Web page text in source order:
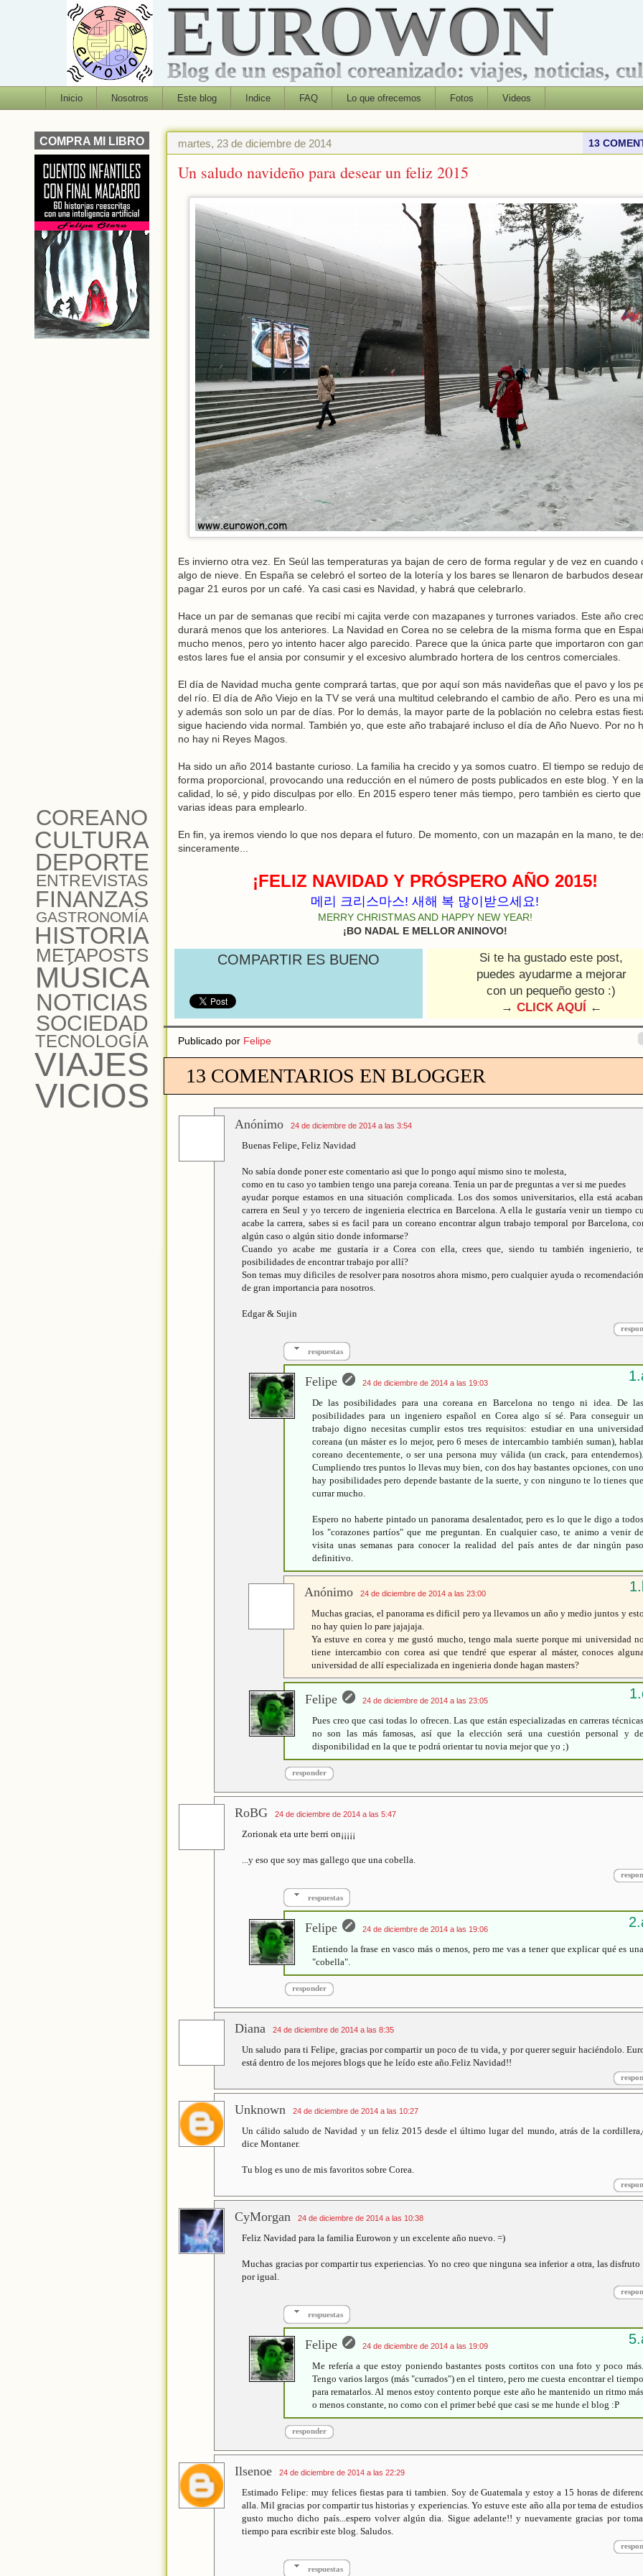
EUROWON
Blog de un español coreanizado: viajes, noticias,
Inicio Nosotros Este blog Indice FAQ Lo que ofrecemos Fotos Videos
martes, 23 de diciembre de 2014 13
Un saludo navideño para desear un feliz 2015
Es invierno otra vez. En Seúl las temperaturas ya bajan de cero de forma regular y de vez en cuando
algo de nieve. En España se celebró el sorteo de la lotería y los bares se llenaron de barbudos
pagar 21 euros por un café. Ya casi casi es Navidad, y habrá que celebrarlo.
Hace un par de semanas que recibí mi cajita verde con mazapanes y turrones variados. Este año
durará menos que los anteriores. La Navidad en Corea no se celebra de la misma forma que en
mucho menos, pero yo intento hacer algo parecido. Parece que la única parte que importaron con
estos lares fue el ansia por consumir y el excesivo alumbrado hortera de los centros comerciales.
El día de Navidad mucha gente comprará tartas, que por aquí son más navideñas que el pavo y los
del río. El día de Año Viejo en la TV se verá una multitud celebrando el cambio de año. Pero es una
y además son solo un par de días. Por lo demás, la mayor parte de la población no celebra estas
sigue haciendo vida normal. También yo, que este año trabajaré incluso el día de Año Nuevo. Por no
no hay ni Reyes Magos.
Ha sido un año 2014 bastante curioso. La familia ha crecido y ya somos cuatro. El tiempo se redujo
forma proporcional, provocando una reducción en el número de posts publicados en este blog. Y en la
calidad, lo sé, y pido disculpas por ello. En 2015 espero tener más tiempo, pero también es cierto
varias ideas para emplearlo.
En fin, ya iremos viendo lo que nos depara el futuro. De momento, con un mazapán en la mano, te
sinceramente...
¡FELIZ NAVIDAD Y PRÓSPERO AÑO 2015!
메리 크리스마스! 새해 복 많이받으세요!
MERRY CHRISTMAS AND HAPPY NEW YEAR!
¡BO NADAL E MELLOR ANINOVO!
COMPARTIR ES BUENO
Si te ha gustado este post,
puedes ayudarme a mejorar
con un pequeño gesto :)
→ CLICK AQUÍ ←
Publicado por Felipe
13 COMENTARIOS EN BLOGGER
Anónimo 24 de diciembre de 2014 a las 3:54
Buenas Felipe, Feliz Navidad
No sabía donde poner este comentario asi que lo pongo aquí mismo sino te molesta,
como en tu caso yo tambien tengo una pareja coreana. Tenia un par de preguntas a ver si me puedes
ayudar porque estamos en una situación complicada. Los dos somos universitarios, ella está
carrera en Seul y yo tercero de ingenieria electrica en Barcelona. A ella le gustaría venir un tiempo
acabe la carrera, sabes si es facil para un coreano encontrar algun trabajo temporal por Barcelona,
algún caso o algún sitio donde informarse?
Cuando yo acabe me gustaría ir a Corea con ella, crees que, siendo tu también ingenierio,
posibilidades de encontrar trabajo por allí?
Son temas muy dificiles de resolver para nosotros ahora mismo, pero cualquier ayuda o
de gran importancia para nosotros.
Edgar & Sujin
respuestas
Felipe 24 de diciembre de 2014 a las 19:03
De las posibilidades para una coreana en Barcelona no tengo ni idea. De las
posibilidades para un ingeniero español en Corea algo sí sé. Para conseguir un
trabajo digno necesitas cumplir estos tres requisitos: estudiar en una universidad
coreana (un máster es lo mejor, pero 6 meses de intercambio también suman), hablar
coreano decentemente, o ser una persona muy válida (un crack, para entendernos).
Cumpliendo tres puntos lo llevas muy bien, con dos hay bastantes opciones, con uno
hay posibilidades pero depende bastante de la suerte, y con ninguno te lo tienes que
currar mucho.
Espero no haberte pintado un panorama desalentador, pero es lo que le digo a todos
los "corazones partíos" que me preguntan. En cualquier caso, te animo a venir de
visita unas semanas para conocer la realidad del país antes de dar ningún paso
definitivo.
Anónimo 24 de diciembre de 2014 a las 23:00
Muchas gracias, el panorama es dificil pero ya llevamos un año y medio juntos y esto
no hay quien lo pare jajajaja.
Ya estuve en corea y me gustó mucho, tengo mala suerte porque mi universidad no
tiene intercambio con corea asi que tendré que esperar al máster, conoces alguna
universidad de allí especializada en ingenieria donde hagan masters?
Felipe 24 de diciembre de 2014 a las 23:05
Pues creo que casi todas lo ofrecen. Las que están especializadas en carreras técnicas
no son las más famosas, así que la elección será una cuestión personal y de
disponibilidad en la que te podrá orientar tu novia mejor que yo ;)
responder
RoBG 24 de diciembre de 2014 a las 5:47
Zorionak eta urte berri on¡¡¡¡¡
...y eso que soy mas gallego que una cobella.
respuestas
Felipe 24 de diciembre de 2014 a las 19:06
Entiendo la frase en vasco más o menos, pero me vas a tener que explicar qué es una
"cobella".
responder
Diana 24 de diciembre de 2014 a las 8:35
Un saludo para ti Felipe, gracias por compartir un poco de tu vida, y por querer seguir haciéndolo.
está dentro de los mejores blogs que he leído este año.Feliz Navidad!!
Unknown 24 de diciembre de 2014 a las 10:27
Un cálido saludo de Navidad y un feliz 2015 desde el último lugar del mundo, atrás de la
dice Montaner.
Tu blog es uno de mis favoritos sobre Corea.
CyMorgan 24 de diciembre de 2014 a las 10:38
Feliz Navidad para la familia Eurowon y un excelente año nuevo. =)
Muchas gracias por compartir tus experiencias. Yo no creo que ninguna sea inferior a otra, las disfruto
por igual.
respuestas
Felipe 24 de diciembre de 2014 a las 19:09
Me refería a que estoy poniendo bastantes posts cortitos con una foto y poco más.
Tengo varios largos (más "currados") en el tintero, pero me cuesta encontrar el tiempo
para rematarlos. Al menos estoy contento porque este año he mantenido un ritmo más
o menos constante, no como con el primer bebé que casi se me hunde el blog :P
responder
Ilsenoe 24 de diciembre de 2014 a las 22:29
Estimado Felipe: muy felices fiestas para ti tambien. Soy de Guatemala y estoy a 15 horas de
alla. Mil gracias por compartir tus historias y experiencias. Yo estuve este año alla por tema de
gusto mucho dicho país...espero volver algún dia. Sigue adelante!! y nuevamente gracias por
tiempo para escribir este blog. Saludos.
respuestas
COMPRA MI LIBRO
COREANO
CULTURA
DEPORTE
ENTREVISTAS
FINANZAS
GASTRONOMÍA
HISTORIA
METAPOSTS
MÚSICA
NOTICIAS
SOCIEDAD
TECNOLOGÍA
VIAJES
VICIOS